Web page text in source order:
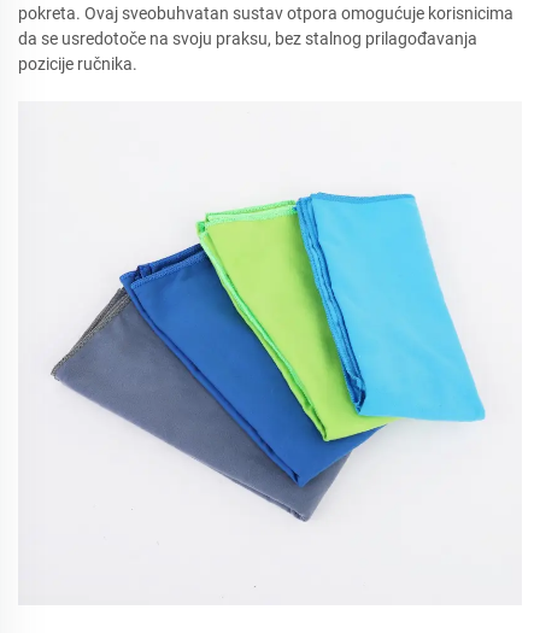
pokreta. Ovaj sveobuhvatan sustav otpora omogućuje korisnicima
da se usredotoče na svoju praksu, bez stalnog prilagođavanja
pozicije ručnika.